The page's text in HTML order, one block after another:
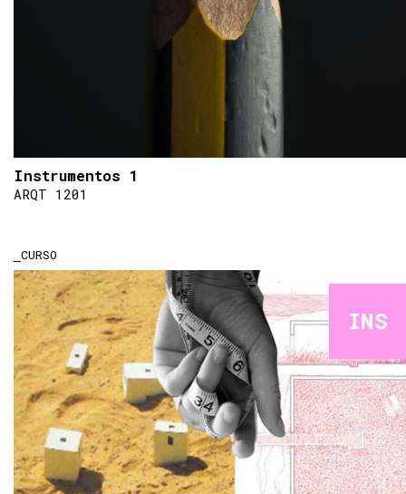
Instrumentos 1
ARQT 1201
CURSO
INS